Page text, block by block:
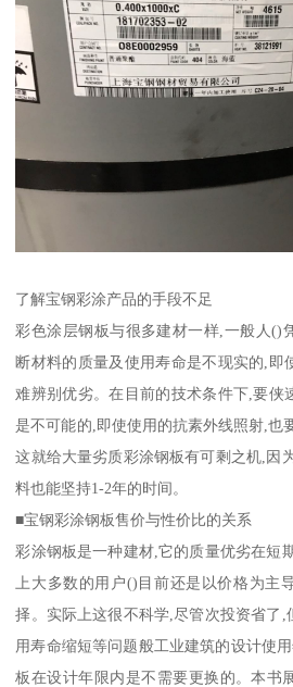
了解宝钢彩涂产品的手段不足
彩色涂层钢板与很多建材一样,一般人()
断材料的质量及使用寿命是不现实的,即
难辨别优劣。在目前的技术条件下,要侠
是不可能的,即使使用的抗素外线照射,也
这就给大量劣质彩涂钢板有可剩之机,因
料也能坚持1-2年的时间。
■宝钢彩涂钢板售价与性价比的关系
彩涂钢板是一种建材,它的质量优劣在短
上大多数的用户()目前还是以价格为主
择。实际上这很不科学,尽管次投资省了,
用寿命缩短等问题般工业建筑的设计使
板在设计年限内是不需要更换的。本书